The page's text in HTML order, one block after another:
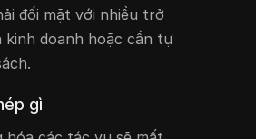
đối mặt với nhiều trở
kinh doanh hoặc cần tự
gì